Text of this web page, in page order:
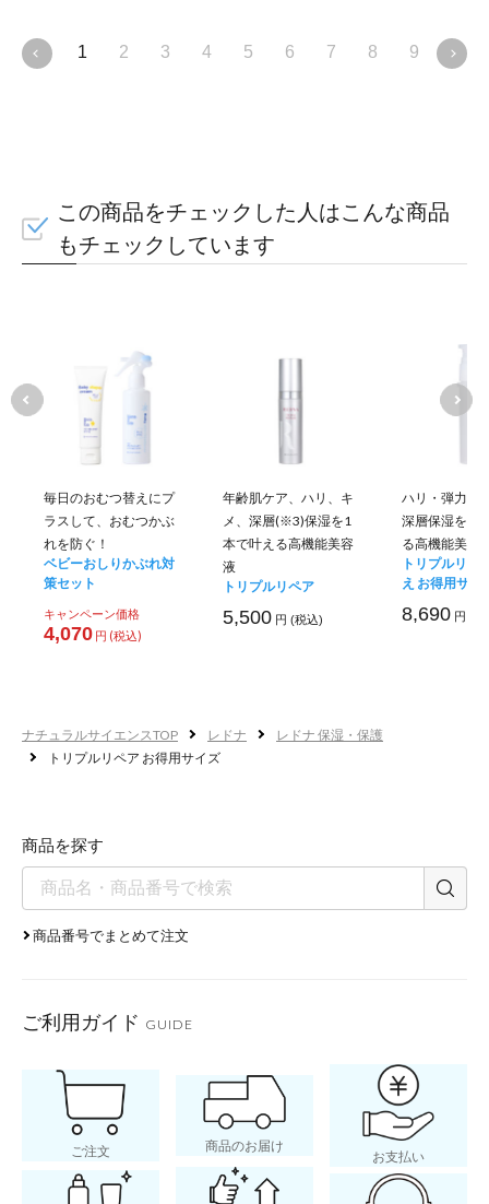
カカオシ
年齢による薄くなる
年齢により薄
1 2 3 4 5 6 7 8 9 10
この商品をチェックした人はこんな商品
もチェックしています
毎日のおむつ替えにプ
ラスして、おむつかぶ
れを防ぐ！
ベビーおしりかぶれ対
策セット
キャンペーン価格
4,070 円 (税込)
年齢肌ケア、ハリ、キ
メ、深層(※3)保湿を1
本で叶える高機能美容
液
トリプルリペア
5,500 円 (税込)
ハリ・弾力、
深層保湿を1
る高機能美容
トリプルリペ
え お得用サイ
8,690 円 (税
ナチュラルサイエンスTOP レドナ
レドナ 保湿・保護
トリプルリペア お得用サイズ
商品を探す
商品番号でまとめて注文
ご利用ガイド GUIDE
ご注文 商品のお届け
お支払い